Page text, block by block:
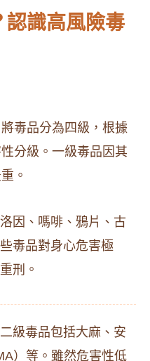
認識高風險毒
毒品分為四級，根據
分級。一級毒品因其
。
因、嗎啡、鴉片、古
毒品對身心危害極
刑。
級毒品包括大麻、安
）等。雖然危害性低